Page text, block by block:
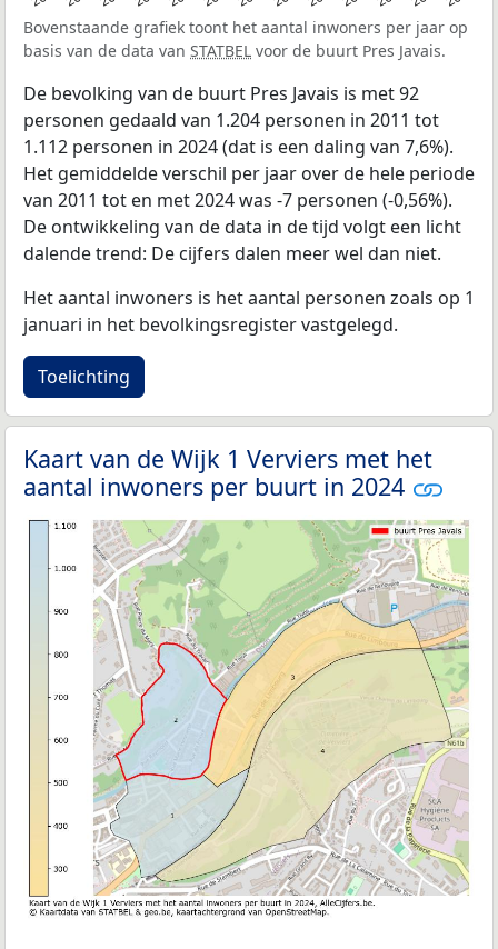
Bovenstaande grafiek toont het aantal inwoners per jaar op
basis van de data van STATBEL voor de buurt Pres Javais.
De bevolking van de buurt Pres Javais is met 92
personen gedaald van 1.204 personen in 2011 tot
1.112 personen in 2024 (dat is een daling van 7,6%).
Het gemiddelde verschil per jaar over de hele periode
van 2011 tot en met 2024 was -7 personen (-0,56%).
De ontwikkeling van de data in de tijd volgt een licht
dalende trend: De cijfers dalen meer wel dan niet.
Het aantal inwoners is het aantal personen zoals op 1
januari in het bevolkingsregister vastgelegd.
Toelichting
Kaart van de Wijk 1 Verviers met het
aantal inwoners per buurt in 2024